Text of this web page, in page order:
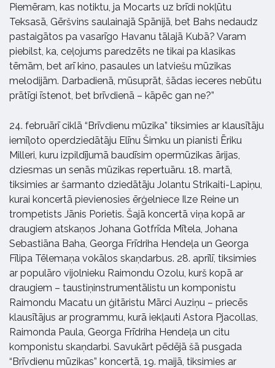
Piemēram, kas notiktu, ja Mocarts uz brīdi nokļūtu
Teksasā, Gēršvins saulainajā Spānijā, bet Bahs nedaudz
pastaigātos pa vasarīgo Havanu tālajā Kubā? Varam
piebilst, ka, ceļojums paredzēts ne tikai pa klasikas
tēmām, bet arī kino, pasaules un latviešu mūzikas
melodijām. Darbadienā, mūsuprāt, šādas ieceres nebūtu
prātīgi īstenot, bet brīvdienā – kāpēc gan ne?”
24. februārī ciklā “Brīvdienu mūzika” tiksimies ar klausītāju
iemīļoto operdziedātāju Elīnu Šimku un pianisti Ēriku
Milleri, kuru izpildījumā baudīsim opermūzikas ārijas,
dziesmas un senās mūzikas repertuāru. 18. martā,
tiksimies ar šarmanto dziedātāju Jolantu Strikaiti-Lapiņu,
kurai koncertā pievienosies ērģelniece Ilze Reine un
trompetists Jānis Porietis. Šajā koncertā viņa kopā ar
draugiem atskaņos Johana Gotfrīda Mītela, Johana
Sebastiāna Baha, Georga Frīdriha Hendeļa un Georga
Fīlipa Tēlemaņa vokālos skaņdarbus. 28. aprīlī, tiksimies
ar populāro vijolnieku Raimondu Ozolu, kurš kopā ar
draugiem – taustiņinstrumentālistu un komponistu
Raimondu Macatu un ģitāristu Mārci Auziņu – priecēs
klausītājus ar programmu, kurā iekļauti Astora Pjacollas,
Raimonda Paula, Georga Frīdriha Hendeļa un citu
komponistu skaņdarbi. Savukārt pēdējā šā pusgada
“Brīvdienu mūzikas” koncertā, 19. maijā, tiksimies ar